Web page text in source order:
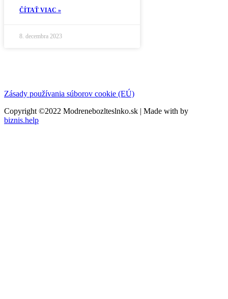
ČÍTAŤ VIAC »
8. decembra 2023
Zásady používania súborov cookie (EÚ)
Copyright ©2022 Modrenebozlteslnko.sk | Made with by
biznis.help